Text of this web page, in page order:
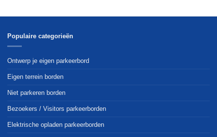
Populaire categorieën
Ontwerp je eigen parkeerbord
Eigen terrein borden
Niet parkeren borden
Bezoekers / Visitors parkeerborden
Elektrische opladen parkeerborden